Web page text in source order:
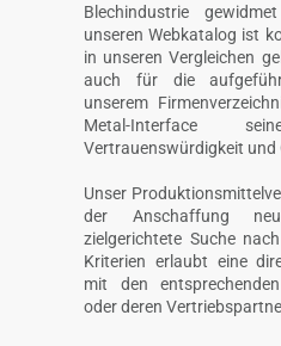
Blechindustrie
unseren Webkatalog ist
in unseren Vergleichen
auch für die
unserem
Metal-Interface
Vertrauenswürdigkeit und
Unser
der Anschaffung
zielgerichtete Suche
Kriterien erlaubt eine
mit den
oder deren